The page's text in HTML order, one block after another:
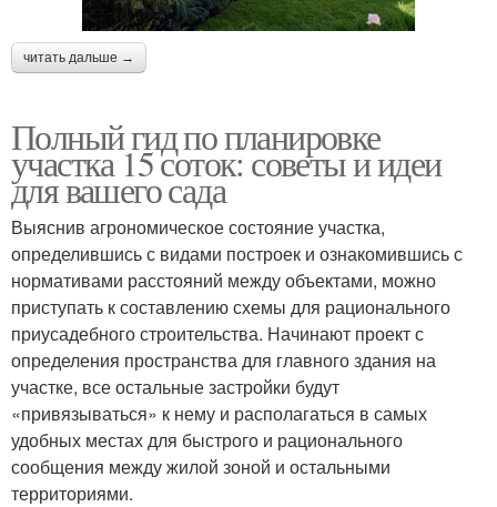
читать дальше →
Полный гид по планировке
участка 15 соток: советы и идеи
для вашего сада
Выяснив агрономическое состояние участка,
определившись с видами построек и ознакомившись с
нормативами расстояний между объектами, можно
приступать к составлению схемы для рационального
приусадебного строительства. Начинают проект с
определения пространства для главного здания на
участке, все остальные застройки будут
«привязываться» к нему и располагаться в самых
удобных местах для быстрого и рационального
сообщения между жилой зоной и остальными
территориями.